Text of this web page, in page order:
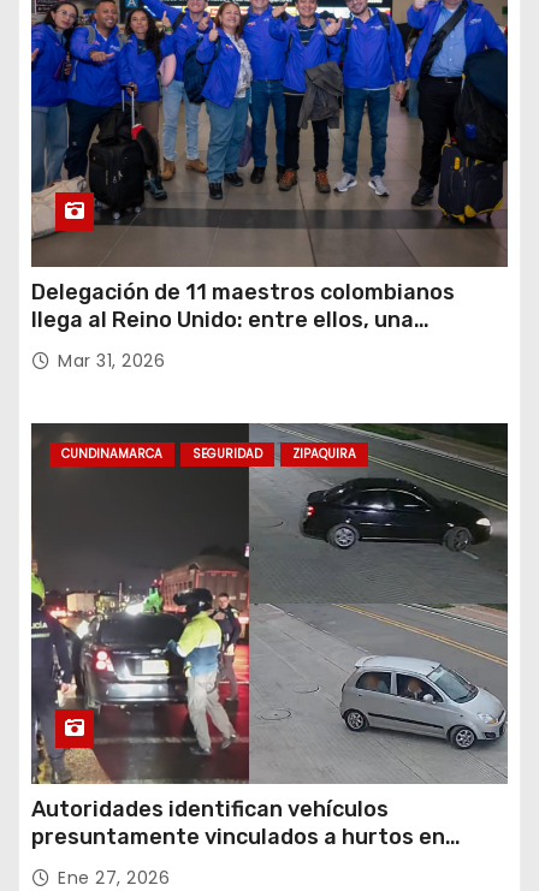
Delegación de 11 maestros colombianos
llega al Reino Unido: entre ellos, una
destacada profesora de Ubaté
Mar 31, 2026
CUNDINAMARCA SEGURIDAD ZIPAQUIRA
Autoridades identifican vehículos
presuntamente vinculados a hurtos en
conjuntos residenciales de Zipaquirá
Ene 27, 2026